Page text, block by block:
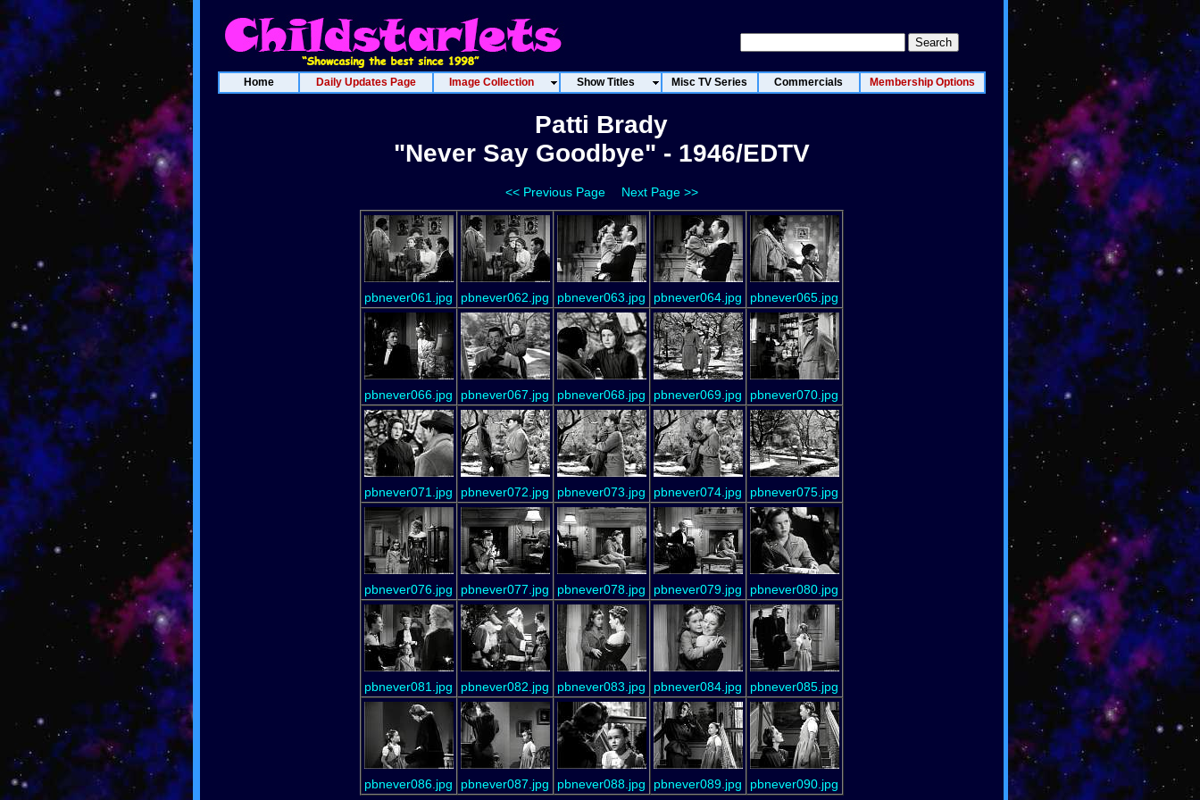
Home Daily Updates Page Image Collection Show Titles Misc TV Series Commercials Membership Options
Patti Brady
"Never Say Goodbye" - 1946/EDTV
<< Previous Page Next Page >>
pbnever061.jpg pbnever062.jpg pbnever063.jpg pbnever064.jpg pbnever065.jpg
pbnever066.jpg pbnever067.jpg pbnever068.jpg pbnever069.jpg pbnever070.jpg
pbnever071.jpg pbnever072.jpg pbnever073.jpg pbnever074.jpg pbnever075.jpg
pbnever076.jpg pbnever077.jpg pbnever078.jpg pbnever079.jpg pbnever080.jpg
pbnever081.jpg pbnever082.jpg pbnever083.jpg pbnever084.jpg pbnever085.jpg
pbnever086.jpg pbnever087.jpg pbnever088.jpg pbnever089.jpg pbnever090.jpg